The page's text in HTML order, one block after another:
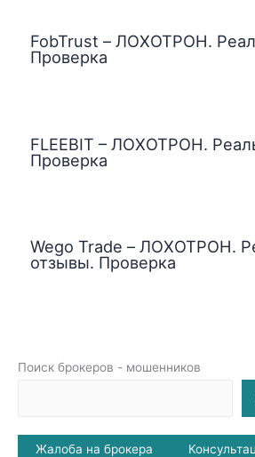
Поиск брокеров - мошенников
Жалоба на брокера
FobTrust – ЛОХОТРОН.
Проверка
FLEEBIT – ЛОХОТРОН.
Проверка
Wego Trade – ЛОХОТРОН.
отзывы. Проверка